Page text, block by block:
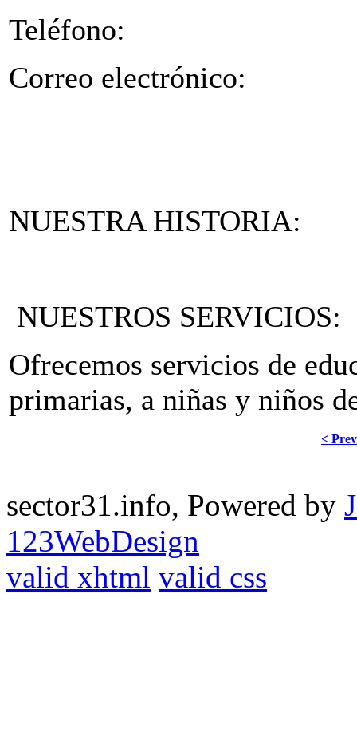
Teléfono:
Correo electrónico:
NUESTRA HISTORIA:
NUESTROS SERVICIOS:
Ofrecemos servicios de
primarias, a niñas y niños
< Prev
sector31.info, Powered by
123WebDesign
valid xhtml valid css